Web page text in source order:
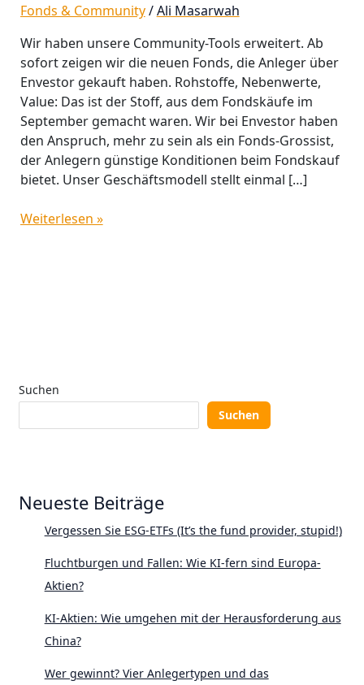
Fonds & Community/Ali Masarwah
Wir haben unsere Community-Tools erweitert. Ab
sofort zeigen wir die neuen Fonds, die Anleger über
Envestor gekauft haben. Rohstoffe, Nebenwerte,
Value: Das ist der Stoff, aus dem Fondskäufe im
September gemacht waren. Wir bei Envestor haben
den Anspruch, mehr zu sein als ein Fonds-Grossist,
der Anlegern günstige Konditionen beim Fondskauf
bietet. Unser Geschäftsmodell stellt einmal […]
Weiterlesen »
Suchen
Suchen
Neueste Beiträge
Vergessen Sie ESG-ETFs (It’s the fund provider, stupid!)
Fluchtburgen und Fallen: Wie KI-fern sind Europa-
Aktien?
KI-Aktien: Wie umgehen mit der Herausforderung aus
China?
Wer gewinnt? Vier Anlegertypen und das